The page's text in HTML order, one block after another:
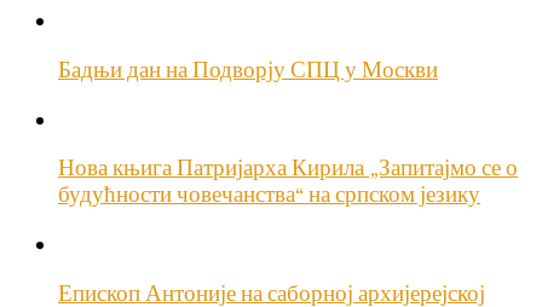
Бадњи дан на Подворју СПЦ у Москви
Нова књига Патријарха Кирила „Запитајмо се о
будућности човечанства“ на српском језику
Епископ Антоније на саборној архијерејској